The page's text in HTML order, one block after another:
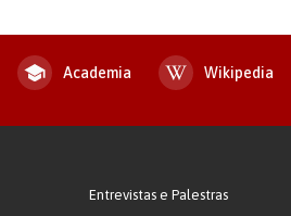
Academia Wikipedia
Entrevistas e Palestras